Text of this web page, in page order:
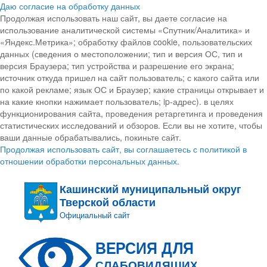
Даю согласие на обработку данных
Продолжая использовать наш сайт, вы даете согласие на
использование аналитической системы «Спутник/Аналитика» и
«Яндекс.Метрика»; обработку файлов cookie, пользовательских
данных (сведения о местоположении; тип и версия ОС, тип и
версия Браузера; тип устройства и разрешение его экрана;
источник откуда пришел на сайт пользователь; с какого сайта или
по какой рекламе; язык ОС и Браузер; какие страницы открывает и
на какие кнопки нажимает пользователь; ip-адрес). в целях
функционирования сайта, проведения ретаргетинга и проведения
статистических исследований и обзоров. Если вы не хотите, чтобы
ваши данные обрабатывались, покиньте сайт.
Продолжая использовать сайт, вы соглашаетесь с политикой в
отношении обработки персональных данных.